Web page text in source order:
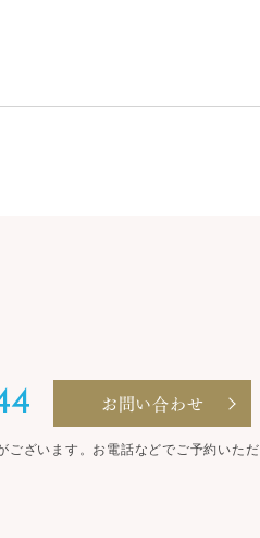
お問い合わせ
ざいます。お電話などでご予約いただ